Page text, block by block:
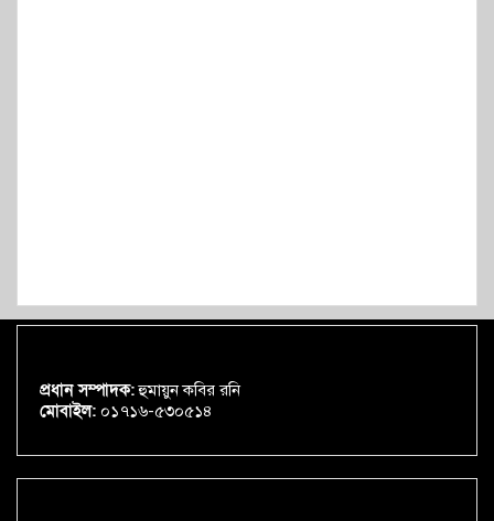
প্রধান সম্পাদক:হুমায়ুন কবির রনি
মোবাইল: ০১৭১৬-৫৩০৫১৪